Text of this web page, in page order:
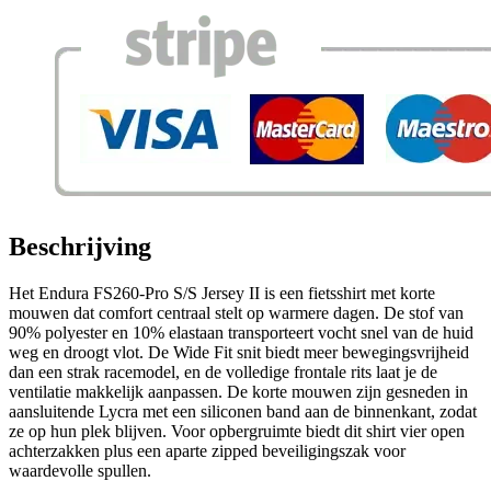
Beschrijving
Het Endura FS260-Pro S/S Jersey II is een fietsshirt met korte
mouwen dat comfort centraal stelt op warmere dagen. De stof van
90% polyester en 10% elastaan transporteert vocht snel van de huid
weg en droogt vlot. De Wide Fit snit biedt meer bewegingsvrijheid
dan een strak racemodel, en de volledige frontale rits laat je de
ventilatie makkelijk aanpassen. De korte mouwen zijn gesneden in
aansluitende Lycra met een siliconen band aan de binnenkant, zodat
ze op hun plek blijven. Voor opbergruimte biedt dit shirt vier open
achterzakken plus een aparte zipped beveiligingszak voor
waardevolle spullen.